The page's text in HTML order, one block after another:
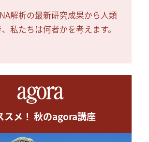
解析の最新研究成果から人類
私たちは何者かを考えます。
スメ！ 秋のagora講座